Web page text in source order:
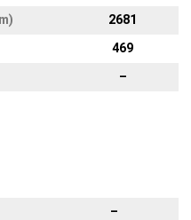
2681
469
–
–